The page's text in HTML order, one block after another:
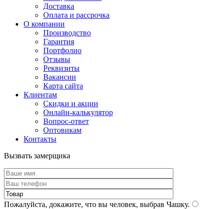
Доставка
Оплата и рассрочка
О компании
Производство
Гарантия
Портфолио
Отзывы
Реквизиты
Вакансии
Карта сайта
Клиентам
Скидки и акции
Онлайн-калькулятор
Вопрос-ответ
Оптовикам
Контакты
Вызвать замерщика
Пожалуйста, докажите, что вы человек, выбрав Чашку.